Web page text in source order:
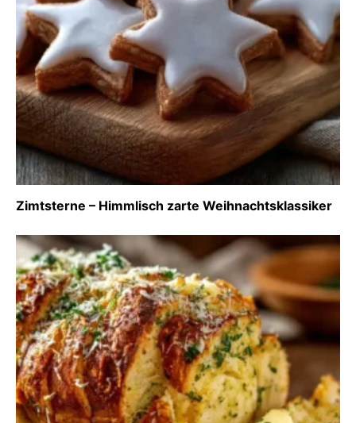
Zimtsterne – Himmlisch zarte Weihnachtsklassiker